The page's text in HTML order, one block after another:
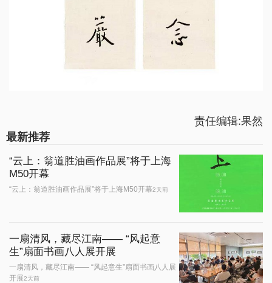
责任编辑:果然
最新推荐
“云上：翁道胜油画作品展”将于上海
M50开幕
“云上：翁道胜油画作品展”将于上海M50开幕2天前
一扇清风，藏尽江南—— “风起意
生”扇面书画八人展开展
一扇清风，藏尽江南—— “风起意生”扇面书画八人展
开展2天前